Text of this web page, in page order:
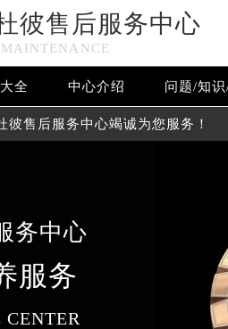
彼售后服务中心
全 中心介绍 问题/知
彼售后服务中心竭诚为您服务！
务中心
服务